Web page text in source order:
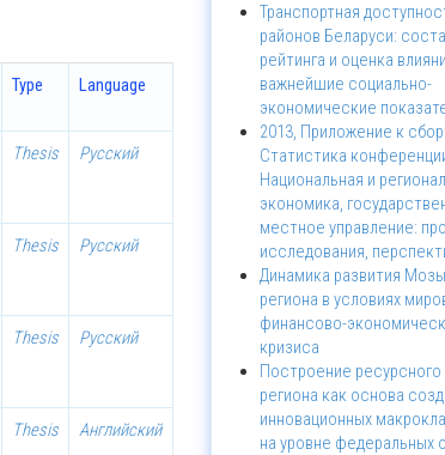
Type Language
Thesis Русский
Thesis Русский
Thesis Русский
Thesis Английский
Транспортная
районов Беларуси:
рейтинга и оценка
важнейшие социально-
экономические
2013, Приложение к
Статистика
Национальная и
экономика,
местное управление:
исследования,
Динамика развития
региона в условиях
финансово-
кризиса
Построение
региона как основа
инновационных
на уровне федеральных